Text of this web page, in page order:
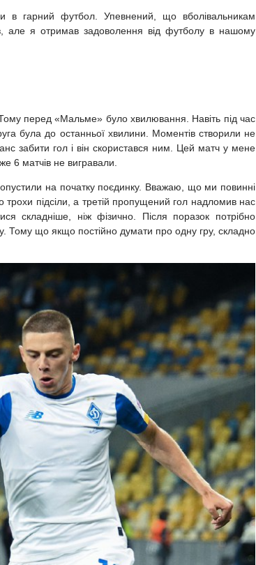
гарний футбол. Упевнений, що вболівальникам
але я отримав задоволення від футболу в нашому
перед «Мальме» було хвилювання. Навіть під час
була до останньої хвилини. Моментів створили не
забити гол і він скористався ним. Цей матч у мене
6 матчів не вигравали.
на початку поєдинку. Вважаю, що ми повинні
підсіли, а третій пропущений гол надломив нас
складніше, ніж фізично. Після поразок потрібно
Тому що якщо постійно думати про одну гру, складно